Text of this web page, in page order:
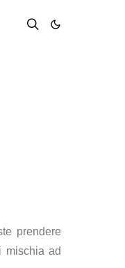
prendere
mischia ad